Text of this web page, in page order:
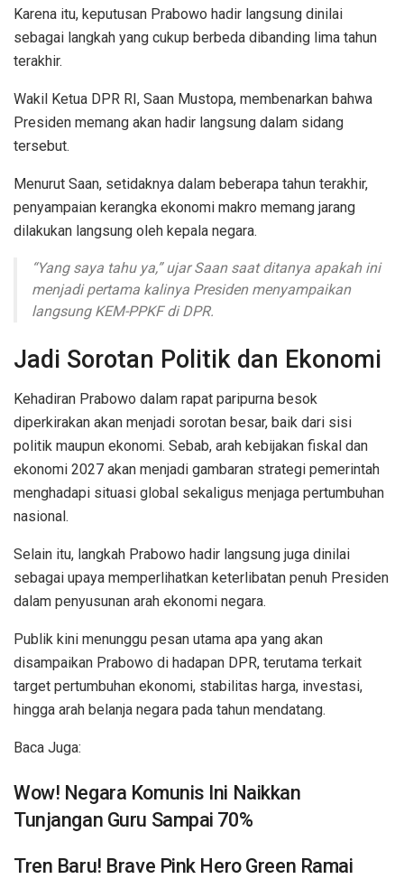
Karena itu, keputusan Prabowo hadir langsung dinilai
sebagai langkah yang cukup berbeda dibanding lima tahun
terakhir.
Wakil Ketua DPR RI, Saan Mustopa, membenarkan bahwa
Presiden memang akan hadir langsung dalam sidang
tersebut.
Menurut Saan, setidaknya dalam beberapa tahun terakhir,
penyampaian kerangka ekonomi makro memang jarang
dilakukan langsung oleh kepala negara.
“Yang saya tahu ya,” ujar Saan saat ditanya apakah ini
menjadi pertama kalinya Presiden menyampaikan
langsung KEM-PPKF di DPR.
Jadi Sorotan Politik dan Ekonomi
Kehadiran Prabowo dalam rapat paripurna besok
diperkirakan akan menjadi sorotan besar, baik dari sisi
politik maupun ekonomi. Sebab, arah kebijakan fiskal dan
ekonomi 2027 akan menjadi gambaran strategi pemerintah
menghadapi situasi global sekaligus menjaga pertumbuhan
nasional.
Selain itu, langkah Prabowo hadir langsung juga dinilai
sebagai upaya memperlihatkan keterlibatan penuh Presiden
dalam penyusunan arah ekonomi negara.
Publik kini menunggu pesan utama apa yang akan
disampaikan Prabowo di hadapan DPR, terutama terkait
target pertumbuhan ekonomi, stabilitas harga, investasi,
hingga arah belanja negara pada tahun mendatang.
Baca Juga:
Wow! Negara Komunis Ini Naikkan
Tunjangan Guru Sampai 70%
Tren Baru! Brave Pink Hero Green Ramai